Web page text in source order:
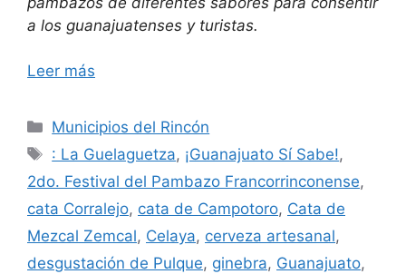
a los guanajuatenses y turistas.
Leer más
Categorías
Municipios del Rincón
Etiquetas
: La Guelaguetza, ¡Guanajuato Sí Sabe!,
2do. Festival del Pambazo Francorrinconense,
cata Corralejo, cata de Campotoro, Cata de
Mezcal Zemcal, Celaya, cerveza artesanal,
desgustación de Pulque, ginebra, Guanajuato,